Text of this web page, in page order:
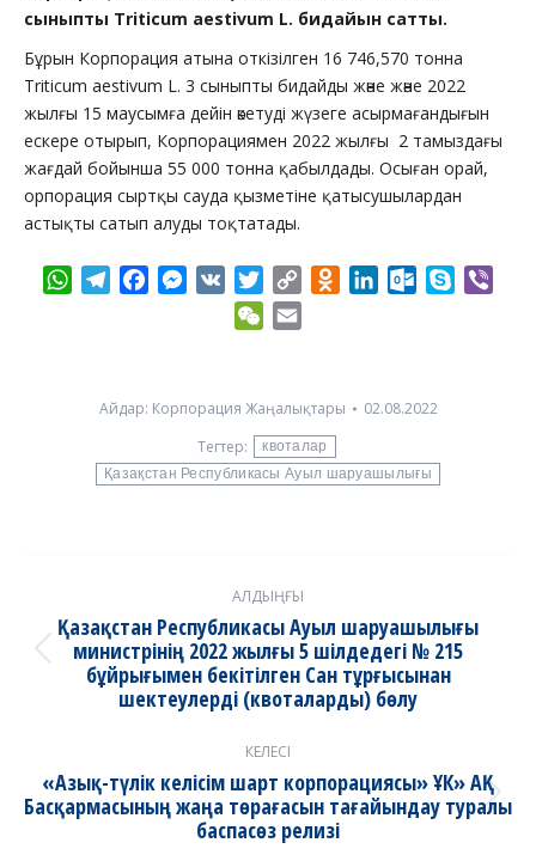
сыныпты Triticum aestivum L. бидайын сатты.
Бұрын Корпорация атына откізілген 16 746,570 тонна
Triticum aestivum L. 3 сыныпты бидайды және және 2022
жылғы 15 маусымға дейін әкетуді жүзеге асырмағандығын
ескере отырып, Корпорациямен 2022 жылғы 2 тамыздағы
жағдай бойынша 55 000 тонна қабылдады. Осыған орай,
орпорация сыртқы сауда қызметіне қатысушылардан
астықты сатып алуды тоқтатады.
WhatsApp
TelegramFacebookMessenger
VK Twitter
Copy
Odnoklassniki
LinkedInOutlook.com
Skype
WeChat
Айдар: Корпорация Жаңалықтары
02.08.2022
Тегтер:
квоталар
Қазақстан Республикасы Ауыл шаруашылығы
navigation
АЛДЫҢҒЫ
Previous
post:
Қазақстан Республикасы Ауыл шаруашылығы
министрінің 2022 жылғы 5 шілдедегі № 215
бұйрығымен бекітілген Сан тұрғысынан
шектеулерді (квоталарды) бөлу
КЕЛЕСІ
Next
post:
«Азық-түлік келісім шарт корпорациясы» ҰК» АҚ
Басқармасының жаңа төрағасын тағайындау туралы
баспасөз релизі